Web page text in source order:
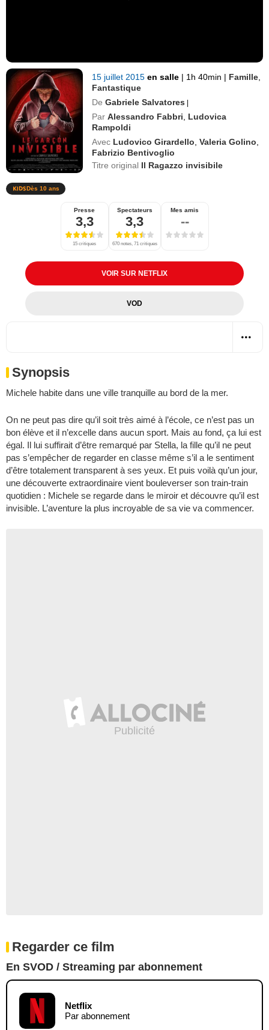
15 juillet 2015en salle | 1h 40min | Famille
Fantastique
De Gabriele Salvatores |
Par Alessandro Fabbri
Ludovica
Rampoldi
Avec Ludovico Girardello ,Valeria Golino
Fabrizio Bentivoglio
Titre original Il Ragazzo invisibile
Dès 10 ans
Presse
3,3
15 critiques
Spectateurs
3,3
670 notes, 71 critiques
Mes amis
--
VOIR SUR NETFLIX
VOD
Synopsis
Michele habite dans une ville tranquille au bord de la mer.
On ne peut pas dire qu’il soit très aimé à l’école, ce n’est pas un
bon élève et il n’excelle dans aucun sport. Mais au fond, ça lui est
égal. Il lui suffirait d’être remarqué par Stella, la fille qu’il ne peut
pas s’empêcher de regarder en classe même s’il a le sentiment
d’être totalement transparent à ses yeux. Et puis voilà qu’un jour,
une découverte extraordinaire vient bouleverser son train-train
quotidien : Michele se regarde dans le miroir et découvre qu’il est
invisible. L’aventure la plus incroyable de sa vie va commencer.
Regarder ce film
En SVOD / Streaming par abonnement
Netflix
Par abonnement